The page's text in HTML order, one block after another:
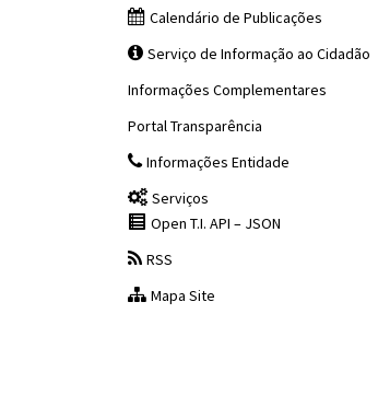
Calendário de Publicações
Serviço de Informação ao Cidadão
Informações Complementares
Portal Transparência
Informações Entidade
Serviços
Open T.I. API – JSON
RSS
Mapa Site